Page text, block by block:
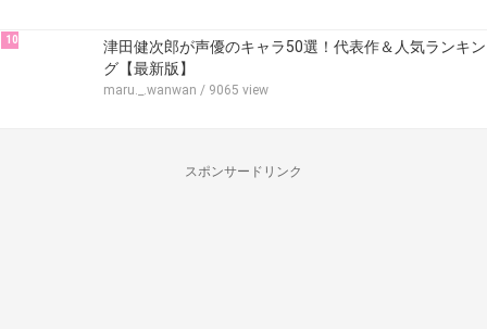
10
津田健次郎が声優のキャラ50選！代表作＆人気ランキン
グ【最新版】
maru._.wanwan / 9065 view
スポンサードリンク